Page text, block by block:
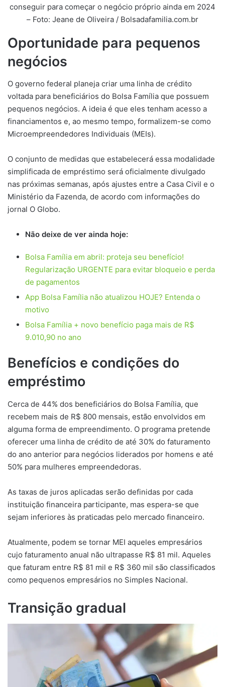
conseguir para começar o negócio próprio ainda em 2024
– Foto: Jeane de Oliveira / Bolsadafamilia.com.br
Oportunidade para pequenos
negócios
O governo federal planeja criar uma linha de crédito
voltada para beneficiários do Bolsa Família que possuem
pequenos negócios. A ideia é que eles tenham acesso a
financiamentos e, ao mesmo tempo, formalizem-se como
Microempreendedores Individuais (MEIs).
O conjunto de medidas que estabelecerá essa modalidade
simplificada de empréstimo será oficialmente divulgado
nas próximas semanas, após ajustes entre a Casa Civil e o
Ministério da Fazenda, de acordo com informações do
jornal O Globo.
Não deixe de ver ainda hoje:
Bolsa Família em abril: proteja seu benefício!
Regularização URGENTE para evitar bloqueio e perda
de pagamentos
App Bolsa Família não atualizou HOJE? Entenda o
motivo
Bolsa Família + novo benefício paga mais de R$
9.010,90 no ano
Benefícios e condições do
empréstimo
Cerca de 44% dos beneficiários do Bolsa Família, que
recebem mais de R$ 800 mensais, estão envolvidos em
alguma forma de empreendimento. O programa pretende
oferecer uma linha de crédito de até 30% do faturamento
do ano anterior para negócios liderados por homens e até
50% para mulheres empreendedoras.
As taxas de juros aplicadas serão definidas por cada
instituição financeira participante, mas espera-se que
sejam inferiores às praticadas pelo mercado financeiro.
Atualmente, podem se tornar MEI aqueles empresários
cujo faturamento anual não ultrapasse R$ 81 mil. Aqueles
que faturam entre R$ 81 mil e R$ 360 mil são classificados
como pequenos empresários no Simples Nacional.
Transição gradual